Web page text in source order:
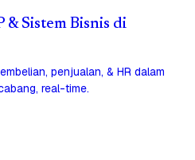
& Sistem Bisnis di
penjualan, & HR dalam
real-time.